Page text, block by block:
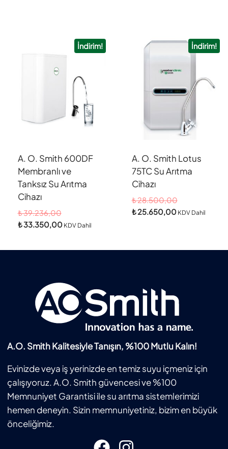
İndirim!
A. O. Smith 600DF
Membranlı ve
Tanksız Su Arıtma
Cihazı
₺39.236,00
₺33.350,00 KDV Dahil
İndirim!
A. O. Smith Lotus
75TC Su Arıtma
Cihazı
₺28.500,00
₺25.650,00 KDV Dahil
A.O. Smith Kalitesiyle Tanışın, %100 Mutlu Kalın!
Evinizde veya iş yerinizde en temiz suyu içmeniz için
çalışıyoruz. A.O. Smith güvencesi ve %100
Memnuniyet Garantisi ile su arıtma sistemlerimizi
hemen deneyin. Sizin memnuniyetiniz, bizim en büyük
önceliğimiz.